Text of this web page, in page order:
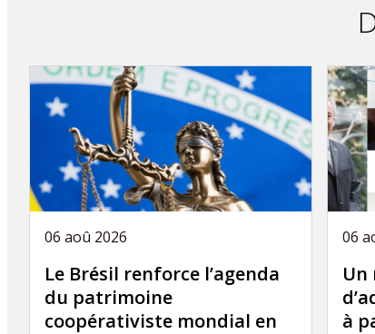
06 aoû 2026
Le Brésil renforce l’agenda
du patrimoine
coopérativiste mondial en
06
Un
à